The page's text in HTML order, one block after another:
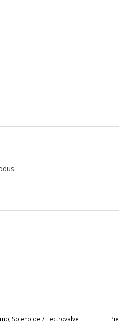
, Solenoide / Electrovalve